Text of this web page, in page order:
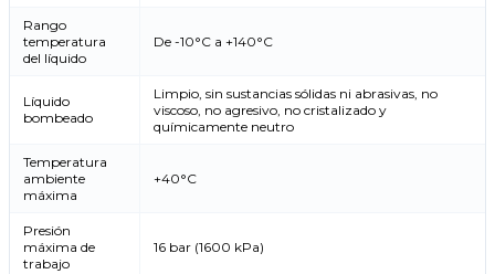
Rango
temperatura
del líquido
De -10°C a +140°C
Líquido
bombeado
Limpio, sin sustancias sólidas ni abrasivas, no
viscoso, no agresivo, no cristalizado y
químicamente neutro
Temperatura
ambiente
máxima
+40°C
Presión
máxima de
trabajo
16 bar (1600 kPa)